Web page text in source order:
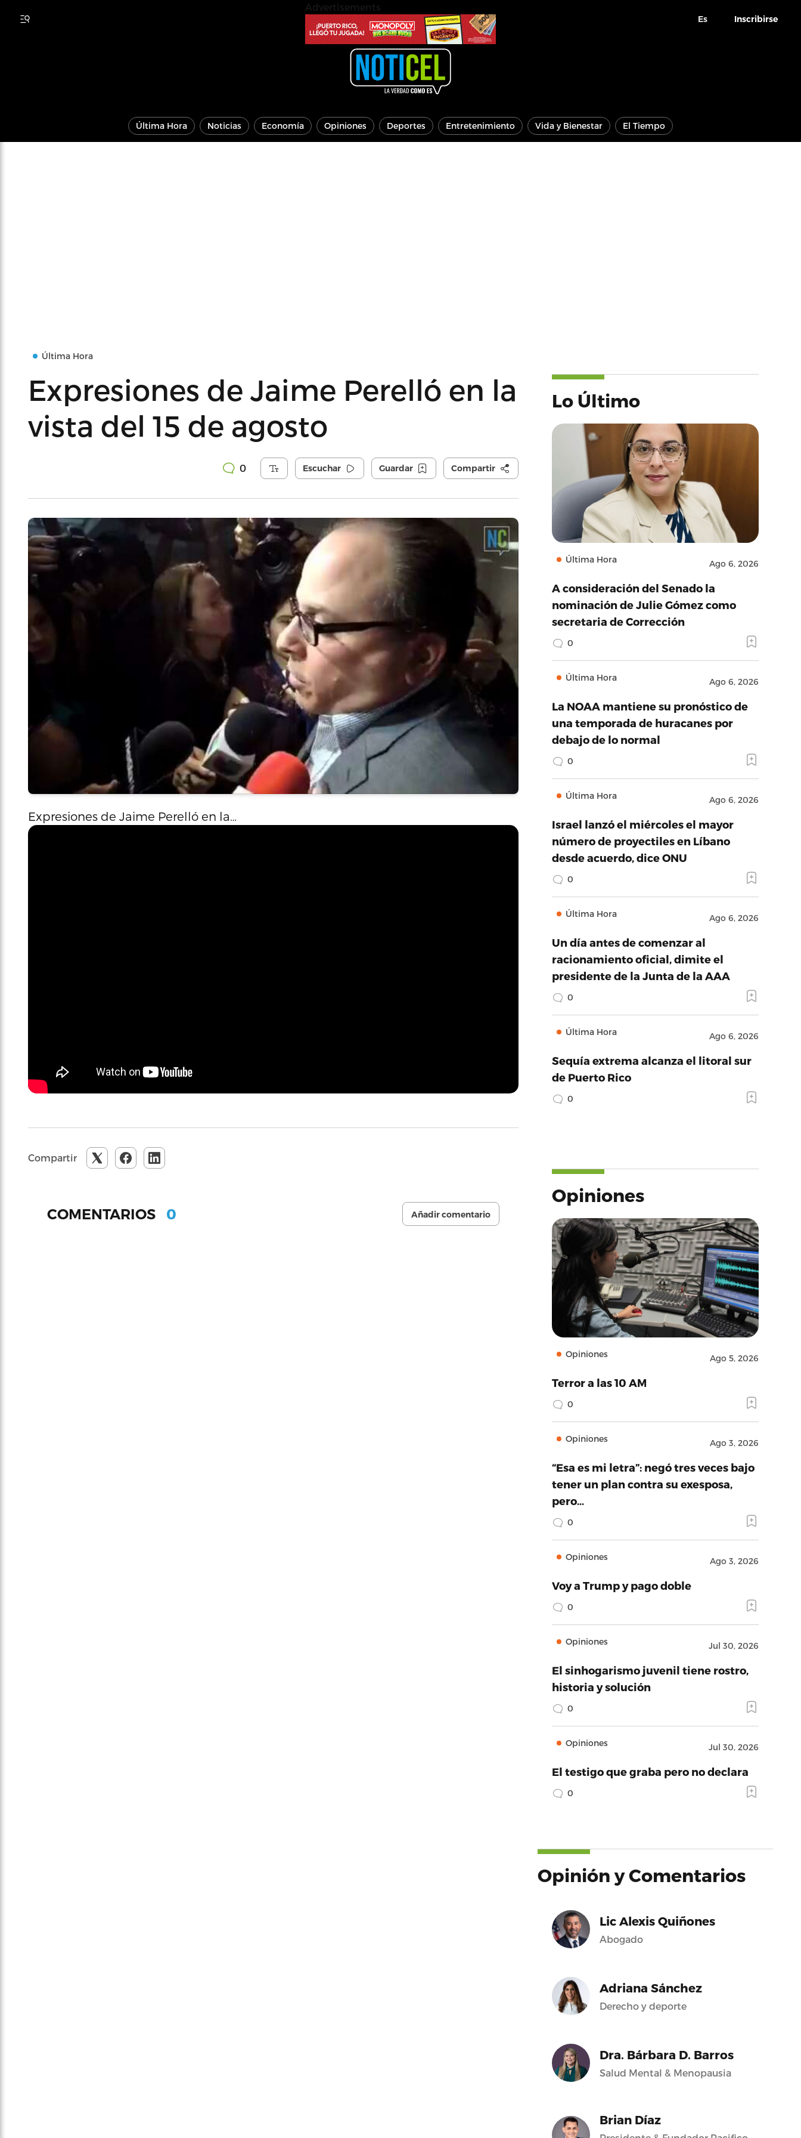
Es Inscribirse
Última Hora Noticias Economía Opiniones Deportes Entretenimiento Vida y Bienestar El Tiempo
Última Hora
Expresiones de Jaime Perelló en la
vista del 15 de agosto
0 Escuchar Guardar Compartir
Expresiones de Jaime Perelló en la…
Compartir
COMENTARIOS 0 Añadir comentario
Lo Último
Última Hora Ago 6, 2026
A consideración del Senado la
nominación de Julie Gómez como
secretaria de Corrección
0
Última Hora Ago 6, 2026
La NOAA mantiene su pronóstico de
una temporada de huracanes por
debajo de lo normal
0
Última Hora Ago 6, 2026
Israel lanzó el miércoles el mayor
número de proyectiles en Líbano
desde acuerdo, dice ONU
0
Última Hora Ago 6, 2026
Un día antes de comenzar al
racionamiento oficial, dimite el
presidente de la Junta de la AAA
0
Última Hora Ago 6, 2026
Sequía extrema alcanza el litoral sur
de Puerto Rico
0
Opiniones
Opiniones Ago 5, 2026
Terror a las 10 AM
0
Opiniones Ago 3, 2026
“Esa es mi letra”: negó tres veces bajo
tener un plan contra su exesposa,
pero…
0
Opiniones Ago 3, 2026
Voy a Trump y pago doble
0
Opiniones Jul 30, 2026
El sinhogarismo juvenil tiene rostro,
historia y solución
0
Opiniones Jul 30, 2026
El testigo que graba pero no declara
0
Opinión y Comentarios
Lic Alexis Quiñones
Abogado
Adriana Sánchez
Derecho y deporte
Dra. Bárbara D. Barros
Salud Mental & Menopausia
Brian Díaz